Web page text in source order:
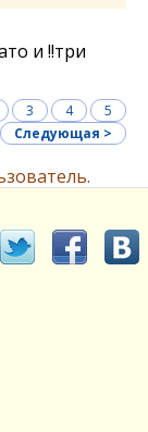
и !!три
3 4
5
Следующая >